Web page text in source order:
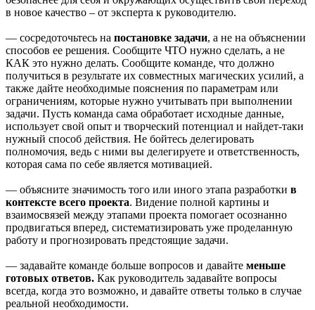
в новое качество – от эксперта к руководителю.
— сосредоточьтесь на постановке задачи, а не на объяснении
способов ее решения. Сообщите ЧТО нужно сделать, а не
КАК это нужно делать. Сообщите команде, что должно
получиться в результате их совместных магических усилий, а
также дайте необходимые пояснения по параметрам или
ограничениям, которые нужно учитывать при выполнении
задачи. Пусть команда сама обработает исходные данные,
использует свой опыт и творческий потенциал и найдет-таки
нужный способ действия. Не бойтесь делегировать
полномочия, ведь с ними вы делегируете и ответственность,
которая сама по себе является мотивацией.
— объясните значимость того или иного этапа разработки в
контексте всего проекта. Видение полной картины и
взаимосвязей между этапами проекта помогает осознанно
продвигаться вперед, систематизировать уже проделанную
работу и прогнозировать предстоящие задачи.
— задавайте команде больше вопросов и давайте меньше
готовых ответов. Как руководитель задавайте вопросы
всегда, когда это возможно, и давайте ответы только в случае
реальной необходимости.